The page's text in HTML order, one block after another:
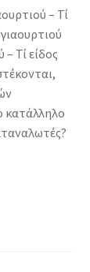
– Τί
Τί είδος
κατάλληλο